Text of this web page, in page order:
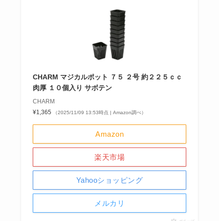
CHARM マジカルポット ７５ ２号 約２２５ｃｃ
肉厚 １０個入り サボテン
CHARM
¥1,365
（2025/11/09 13:53時点 | Amazon調べ）
Amazon
楽天市場
Yahooショッピング
メルカリ